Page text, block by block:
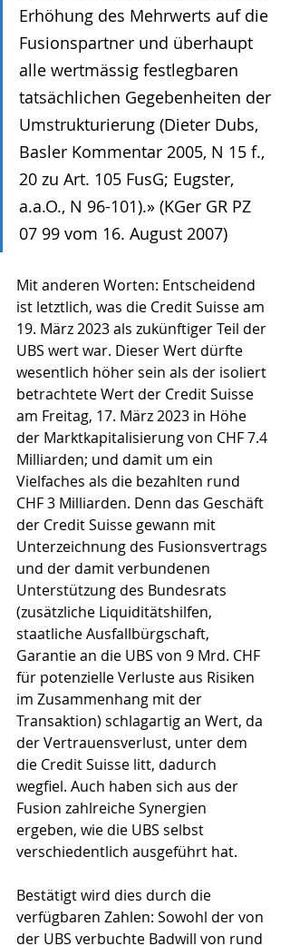
Erhöhung des Mehrwerts auf die
Fusionspartner und überhaupt
alle wertmässig festlegbaren
tatsächlichen Gegebenheiten der
Umstrukturierung (Dieter Dubs,
Basler Kommentar 2005, N 15 f.,
20 zu Art. 105 FusG; Eugster,
a.a.O., N 96-101).» (KGer GR PZ
07 99 vom 16. August 2007)
Mit anderen Worten: Entscheidend
ist letztlich, was die Credit Suisse am
19. März 2023 als zukünftiger Teil der
UBS wert war. Dieser Wert dürfte
wesentlich höher sein als der isoliert
betrachtete Wert der Credit Suisse
am Freitag, 17. März 2023 in Höhe
der Marktkapitalisierung von CHF 7.4
Milliarden; und damit um ein
Vielfaches als die bezahlten rund
CHF 3 Milliarden. Denn das Geschäft
der Credit Suisse gewann mit
Unterzeichnung des Fusionsvertrags
und der damit verbundenen
Unterstützung des Bundesrats
(zusätzliche Liquiditätshilfen,
staatliche Ausfallbürgschaft,
Garantie an die UBS von 9 Mrd. CHF
für potenzielle Verluste aus Risiken
im Zusammenhang mit der
Transaktion) schlagartig an Wert, da
der Vertrauensverlust, unter dem
die Credit Suisse litt, dadurch
wegfiel. Auch haben sich aus der
Fusion zahlreiche Synergien
ergeben, wie die UBS selbst
verschiedentlich ausgeführt hat.
Bestätigt wird dies durch die
verfügbaren Zahlen: Sowohl der von
der UBS verbuchte Badwill von rund